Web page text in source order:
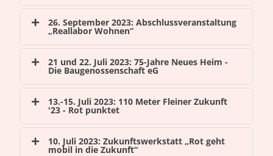
26. September 2023: Abschlussveranstaltung
„Reallabor Wohnen“
21 und 22. Juli 2023: 75-Jahre Neues Heim -
Die Baugenossenschaft eG
13.-15. Juli 2023: 110 Meter Fleiner Zukunft
'23 - Rot punktet
10. Juli 2023: Zukunftswerkstatt „Rot geht
mobil in die Zukunft“